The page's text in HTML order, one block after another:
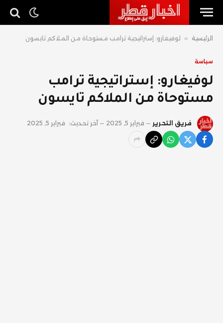
الرئيسية » لوفيغارو: إستراتيجية ترامب مستوحاة من الملاكم تايسون
سياسة
لوفيغارو: إستراتيجية ترامب
مستوحاة من الملاكم تايسون
فريق التحرير فبراير 5, 2025 آخر تحديث: فبراير 5, 2025